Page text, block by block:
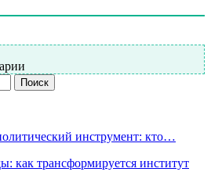
инструмент: кто…
как трансформируется институт